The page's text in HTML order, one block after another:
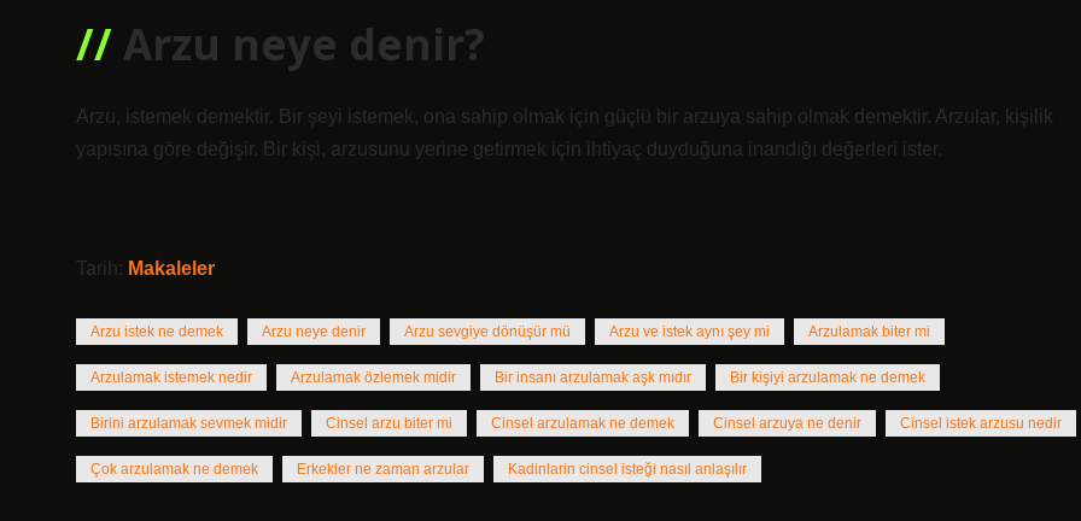
Arzu neye denir?
Arzu, istemek demektir. Bir şeyi istemek, ona sahip olmak için güçlü bir arzuya sahip olmak demektir. Arzular, kişilik
yapısına göre değişir. Bir kişi, arzusunu yerine getirmek için ihtiyaç duyduğuna inandığı değerleri ister.
Tarih: Makaleler
Arzu istek ne demek Arzu neye denir Arzu sevgiye dönüşür mü Arzu ve istek aynı şey mi Arzulamak biter mi
Arzulamak istemek nedir Arzulamak özlemek midir Bir insanı arzulamak aşk mıdır Bir kişiyi arzulamak ne demek
Birini arzulamak sevmek midir Cinsel arzu biter mi Cinsel arzulamak ne demek Cinsel arzuya ne denir Cinsel istek arzusu nedir
Çok arzulamak ne demek Erkekler ne zaman arzular Kadinlarin cinsel isteği nasıl anlaşılır